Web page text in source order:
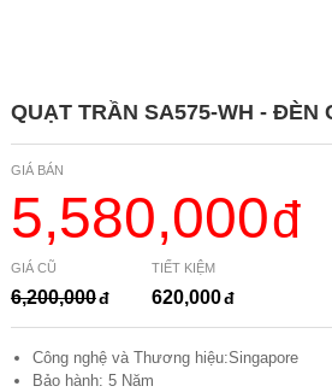
QUẠT TRẦN SA575-WH - ĐÈN
GIÁ BÁN
5,580,000
GIÁ CŨ
6,200,000
TIẾT KIỆM
620,000
Công nghệ và Thương hiệu:Singapore
Bảo hành: 5 Năm